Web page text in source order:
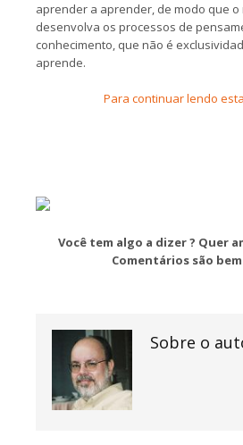
aprender a aprender, de modo que o
desenvolva os processos de
conhecimento, que não é
aprende.
Para continuar lendo
Você tem algo a dizer ? Quer
Comentários são
Sobre o